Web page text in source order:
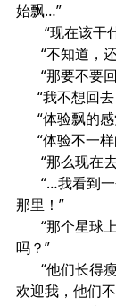
始飘…”
“现在该干
“不知道，还
“那要不要回
“我不想回去
“体验飘的感
“体验不一样
“那么现在去
“…我看到一
那里！”
“那个星球上
吗？”
“他们长得瘦
欢迎我，他们